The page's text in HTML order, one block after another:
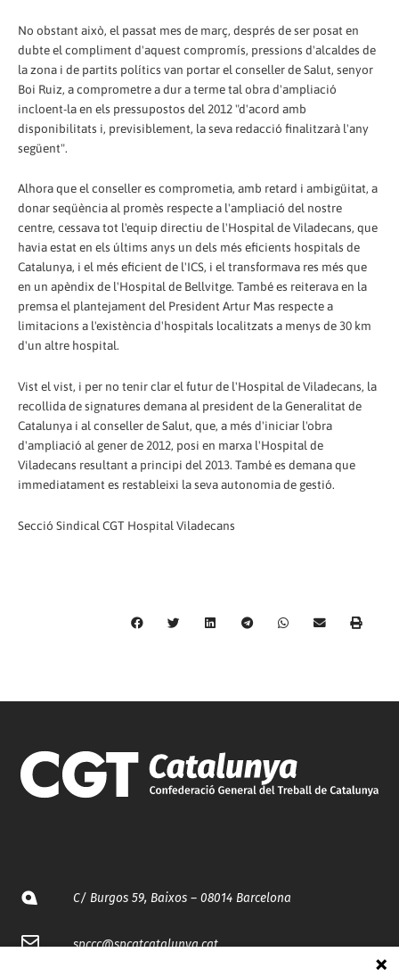
No obstant això, el passat mes de març, després de ser posat en
dubte el compliment d'aquest compromís, pressions d'alcaldes de
la zona i de partits polítics van portar el conseller de Salut, senyor
Boi Ruiz, a comprometre a dur a terme tal obra d'ampliació
incloent-la en els pressupostos del 2012 "d'acord amb
disponibilitats i, previsiblement, la seva redacció finalitzarà l'any
següent".
Alhora que el conseller es comprometia, amb retard i ambigüitat, a
donar seqüència al promès respecte a l'ampliació del nostre
centre, cessava tot l'equip directiu de l'Hospital de Viladecans, que
havia estat en els últims anys un dels més eficients hospitals de
Catalunya, i el més eficient de l'ICS, i el transformava res més que
en un apèndix de l'Hospital de Bellvitge. També es reiterava en la
premsa el plantejament del President Artur Mas respecte a
limitacions a l'existència d'hospitals localitzats a menys de 30 km
d'un altre hospital.
Vist el vist, i per no tenir clar el futur de l'Hospital de Viladecans, la
recollida de signatures demana al president de la Generalitat de
Catalunya i al conseller de Salut, que, a més d'iniciar l'obra
d'ampliació al gener de 2012, posi en marxa l'Hospital de
Viladecans resultant a principi del 2013. També es demana que
immediatament es restableixi la seva autonomia de gestió.
Secció Sindical CGT Hospital Viladecans
C/ Burgos 59, Baixos – 08014 Barcelona
spccc@spcgtcatalunya.cat